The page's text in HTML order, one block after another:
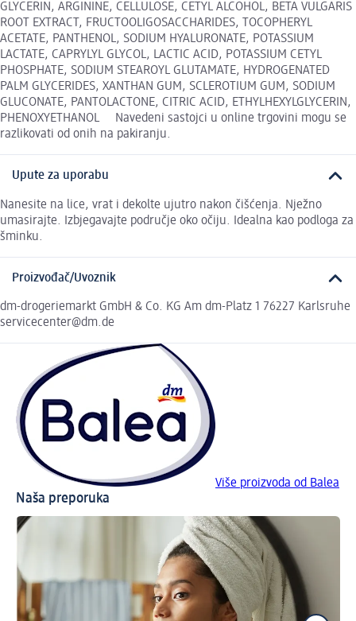
GLYCERIN, ARGININE, CELLULOSE, CETYL ALCOHOL, BETA VULGARIS
ROOT EXTRACT, FRUCTOOLIGOSACCHARIDES, TOCOPHERYL
ACETATE, PANTHENOL, SODIUM HYALURONATE, POTASSIUM
LACTATE, CAPRYLYL GLYCOL, LACTIC ACID, POTASSIUM CETYL
PHOSPHATE, SODIUM STEAROYL GLUTAMATE, HYDROGENATED
PALM GLYCERIDES, XANTHAN GUM, SCLEROTIUM GUM, SODIUM
GLUCONATE, PANTOLACTONE, CITRIC ACID, ETHYLHEXYLGLYCERIN,
PHENOXYETHANOL Navedeni sastojci u online trgovini mogu se
razlikovati od onih na pakiranju.
Upute za uporabu
Nanesite na lice, vrat i dekolte ujutro nakon čišćenja. Nježno
umasirajte. Izbjegavajte područje oko očiju. Idealna kao podloga za
šminku.
Proizvođač/Uvoznik
dm-drogeriemarkt GmbH & Co. KG Am dm-Platz 1 76227 Karlsruhe
servicecenter@dm.de
Više proizvoda od Balea
Naša preporuka